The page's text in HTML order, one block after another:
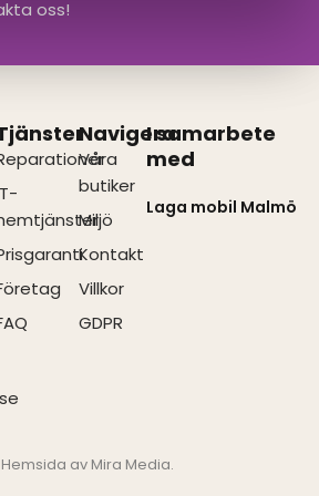
oss!
Navigera
Våra
butiker
Miljö
Kontakt
Villkor
GDPR
I samarbete
med
Laga mobil Malmö
av Mira Media.